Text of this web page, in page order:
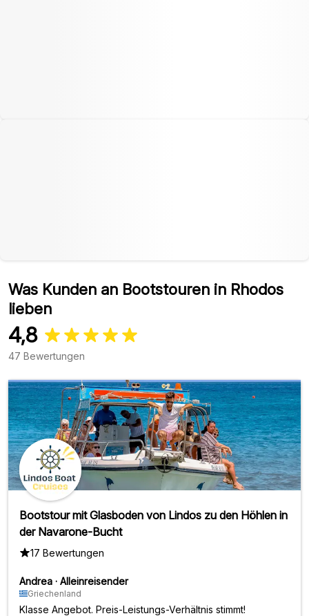
Was Kunden an Bootstouren in Rhodos
lieben
4,8
47 Bewertungen
Bootstour mit Glasboden von Lindos zu den Höhlen in
der Navarone-Bucht
17 Bewertungen
Andrea · Alleinreisender
Griechenland
Klasse Angebot. Preis-Leistungs-Verhältnis stimmt!